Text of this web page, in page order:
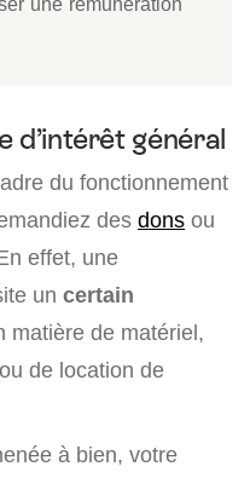
d’intérêt général
du fonctionnement
des dons ou
effet, une
un certain
matière de matériel,
de location de
à bien, votre